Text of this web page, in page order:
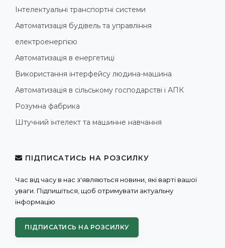
Інтелектуальні транспортні системи
Автоматизація будівель та управління
електроенергією
Автоматизація в енергетиці
Використання інтерфейсу людина-машина
Автоматизація в сільському господарстві і АПК
Розумна фабрика
Штучний інтелект та машинне навчання
ПІДПИСАТИСЬ НА РОЗСИЛКУ
Час від часу в нас з'являються новини, які варті вашої
уваги. Підпишіться, щоб отримувати актуальну
інформацію
ПІДПИСАТИСЬ НА РОЗСИЛКУ